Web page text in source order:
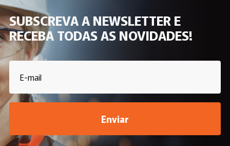
SUBSCREVA A NEWSLETTER E
RECEBA TODAS AS NOVIDADES!
Enviar